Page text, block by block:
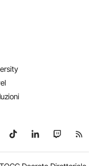
WhatsApp
su Telegram
Seguici su TikTok
Seguici su
Seguici